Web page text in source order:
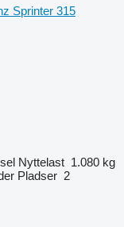
Sprinter 315
Nyttelast 1.080 kg
Pladser 2